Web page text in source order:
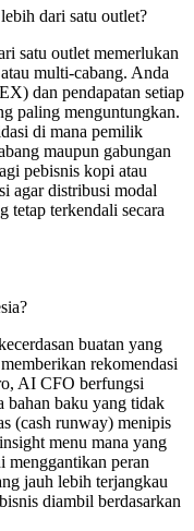
dari satu outlet?
satu outlet memerlukan
multi-cabang. Anda
dan pendapatan setiap
paling menguntungkan.
di mana pemilik
maupun gabungan
pebisnis kopi atau
agar distribusi modal
tetap terkendali secara
buatan yang
rekomendasi
AI CFO berfungsi
bahan baku yang tidak
(cash runway) menipis
menu mana yang
peran
jauh lebih terjangkau
diambil berdasarkan